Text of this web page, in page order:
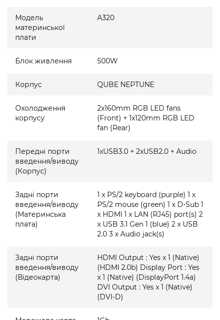
Модель
материнської
плати
A320
Блок живлення 500W
Корпус QUBE NEPTUNE
Охолодження
корпусу
2x160mm RGB LED fans
(Front) + 1x120mm RGB LED
fan (Rear)
Передні порти
введення/виводу
(Корпус)
1xUSB3.0 + 2xUSB2.0 + Audio
Задні порти
введення/виводу
(Материнська
плата)
1 x PS/2 keyboard (purple) 1 x
PS/2 mouse (green) 1 x D-Sub 1
x HDMI 1 x LAN (RJ45) port(s) 2
x USB 3.1 Gen 1 (blue) 2 x USB
2.0 3 x Audio jack(s)
Задні порти
введення/виводу
(Відеокарта)
HDMI Output : Yes x 1 (Native)
(HDMI 2.0b) Display Port : Yes
x 1 (Native) (DisplayPort 1.4a)
DVI Output : Yes x 1 (Native)
(DVI-D)